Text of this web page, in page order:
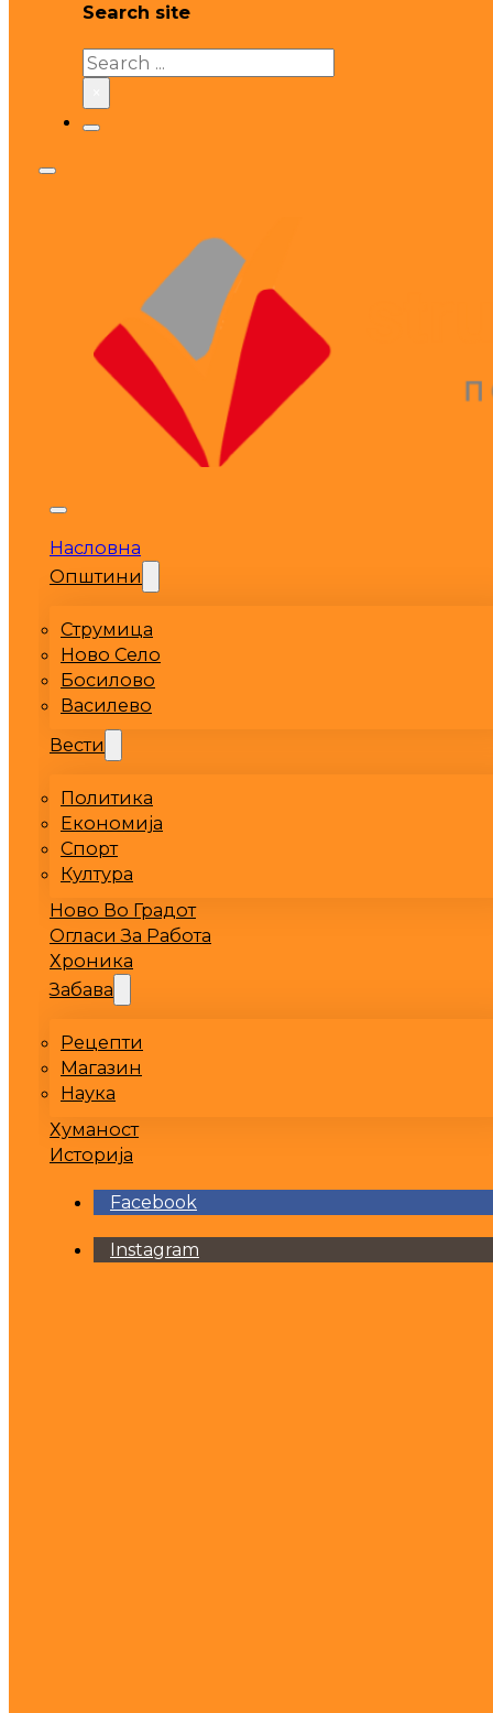
Search site
Search
Насловна
Општини
Струмица
Ново Село
Босилово
Василево
Вести
Политика
Економија
Спорт
Култура
Ново Во Градот
Огласи За Работа
Хроника
Забава
Рецепти
Магазин
Наука
Хуманост
Историја
Facebook
Instagram